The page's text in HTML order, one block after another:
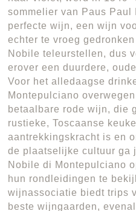
sommelier van Paus Paul
perfecte wijn, een wijn
echter te vroeg
Nobile teleurstellen, dus
erover een duurdere,
Voor het alledaagse
Montepulciano
betaalbare rode wijn, die
rustieke, Toscaanse
aantrekkingskracht is en
de plaatselijke cultuur ga
Nobile di Montepulciano
hun rondleidingen te
wijnassociatie biedt trips
beste wijngaarden,